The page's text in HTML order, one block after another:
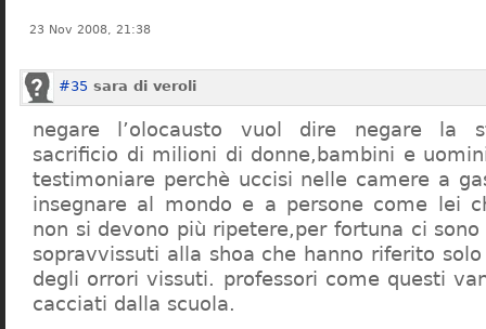
23 Nov 2008, 21:38
#35 sara di veroli
negare l’olocausto vuol dire negare la
sacrificio di milioni di donne,bambini e
testimoniare perchè uccisi nelle camere a
insegnare al mondo e a persone come lei
non si devono più ripetere,per fortuna ci
sopravvissuti alla shoa che hanno riferito
degli orrori vissuti. professori come questi
cacciati dalla scuola.